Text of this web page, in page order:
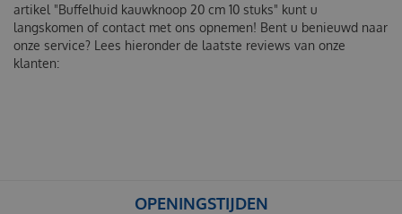
artikel "Buffelhuid kauwknoop 20 cm 10 stuks" kunt u
langskomen of contact met ons opnemen! Bent u benieuwd naar
onze service? Lees hieronder de laatste reviews van onze
klanten:
OPENINGSTIJDEN